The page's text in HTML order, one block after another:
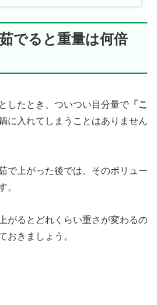
でると重量は何倍
したとき、ついつい目分量で 「こ
に入れてしまうことはありません
で上がった後では、そのボリュー
。
がるとどれくらい重さが変わるの
おきましょう。